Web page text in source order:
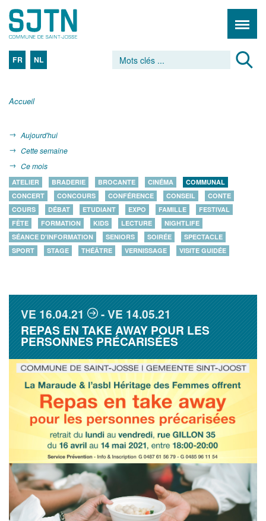
FR NL
Accueil
Aujourd'hui
Cette semaine
Ce mois
ATELIER BRADERIE BROCANTE CINÉMA
COMMUNAL
CONCERT
CONCOURS CONFÉRENCE CONSEIL
CONTE
COURS
DÉBAT ETUDIANT EXPO FAMILLE
FESTIVAL
FÊTE
FORMATION KIDS LECTURE
NIGHTLIFE
SÉANCE D'INFORMATION
SENIORS SOIRÉE
SPECTACLE
SPORT
STAGE THÉÂTRE VERNISSAGE VISITE GUIDÉE
VE16.04.21 VE14.05.21
REPAS EN TAKE AWAY POUR LES
PERSONNES PRÉCARISÉES